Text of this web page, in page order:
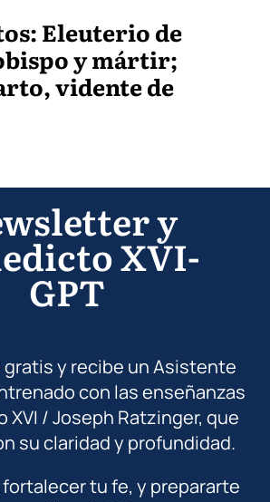
Eleuterio de
y mártir;
vidente de
y
XVI-
GPT
y recibe un Asistente
con las enseñanzas
XVI / Joseph Ratzinger, que
su claridad y profundidad.
fortalecer tu fe, y prepararte